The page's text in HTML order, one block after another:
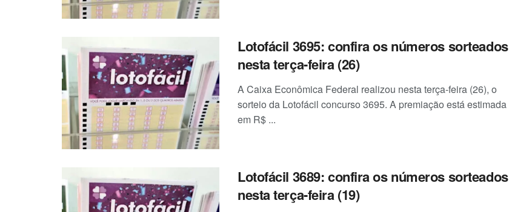
Lotofácil 3695: confira os números sorteados
nesta terça-feira (26)
A Caixa Econômica Federal realizou nesta terça-feira (26), o
sorteio da Lotofácil concurso 3695. A premiação está estimada
em R$ ...
Lotofácil 3689: confira os números sorteados
nesta terça-feira (19)